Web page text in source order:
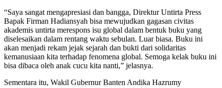
“Saya sangat mengapresiasi dan bangga, Direktur Untirta Press
Bapak Firman Hadiansyah bisa mewujudkan gagasan civitas
akademis untirta merespons isu global dalam bentuk buku yang
diselesaikan dalam rentang waktu sebulan. Luar biasa. Buku ini
akan menjadi rekam jejak sejarah dan bukti dari solidaritas
kemanusiaan kita terhadap fenomena global. Semoga kelak buku ini
bisa dibaca oleh anak cucu kita nanti,” jelasnya.
Sementara itu, Wakil Gubernur Banten Andika Hazrumy